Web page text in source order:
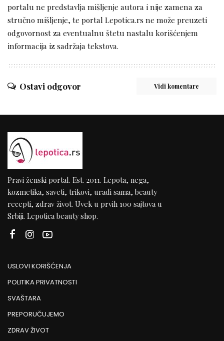
portalu ne predstavlja mišljenje autora i nije zamena za
stručno mišljenje, te portal Lepotica.rs ne može preuzeti
odgovornost za eventualnu štetu nastalu korišćenjem
informacija iz sadržaja tekstova.
Ostavi odgovor Vidi komentare
Pravi ženski portal. Est. 2011. Lepota, nega,
kozmetika, saveti, trikovi, uradi sama, beauty
recepti, zdrav život. Uvek u prvih 100 sajtova u
Srbiji. Lepotica beauty shop.
USLOVI KORIŠĆENJA
POLITIKA PRIVATNOSTI
SVAŠTARA
PREPORUČUJEMO
ZDRAV ŽIVOT